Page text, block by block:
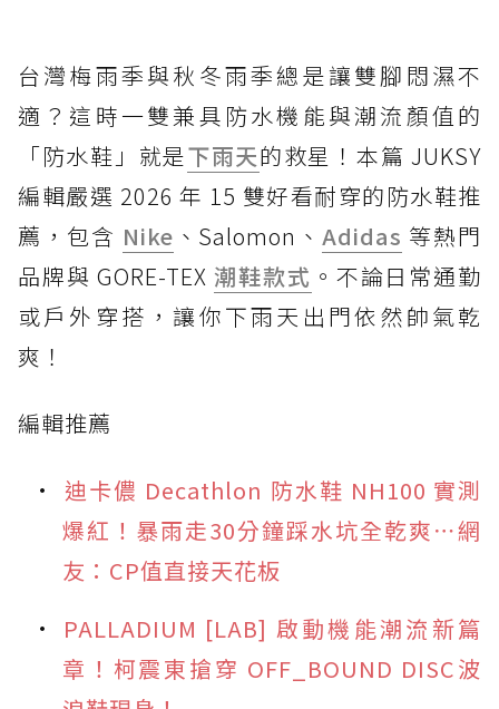
台灣梅雨季與秋冬雨季總是讓雙腳悶濕不
適？這時一雙兼具防水機能與潮流顏值的
「防水鞋」就是下雨天的救星！本篇 JUKSY
編輯嚴選 2026 年 15 雙好看耐穿的防水鞋推
薦，包含 Nike 、Salomon、Adidas 等熱門
品牌與 GORE-TEX 潮鞋款式 。不論日常通勤
或戶外穿搭，讓你下雨天出門依然帥氣乾
爽！
編輯推薦
迪卡儂 Decathlon 防水鞋 NH100 實測
爆紅！暴雨走30分鐘踩水坑全乾爽⋯網
友：CP值直接天花板
PALLADIUM [LAB] 啟動機能潮流新篇
章！柯震東搶穿 OFF_BOUND DISC波